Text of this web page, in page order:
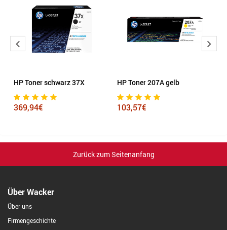
HP Toner schwarz 37X
369,94€
HP Toner 207A gelb
103,57€
Zurück zum Seitenanfang
Über Wacker
Über uns
Firmengeschichte